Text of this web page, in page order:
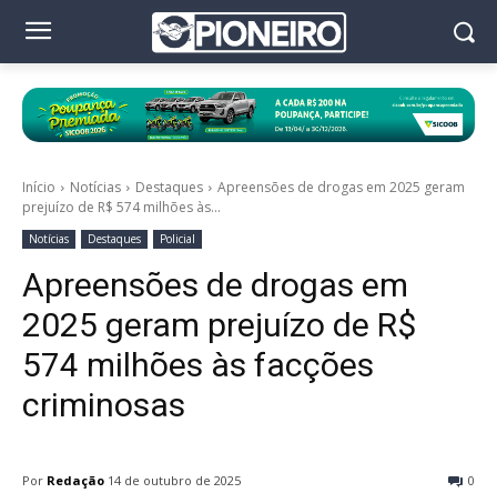
Início Notícias Destaques
Apreensões de drogas em 2025 geram
prejuízo de R$ 574 milhões às...
Notícias Destaques Policial
Apreensões de drogas em
2025 geram prejuízo de R$
574 milhões às facções
criminosas
Por Redação 0
14 de outubro de 2025